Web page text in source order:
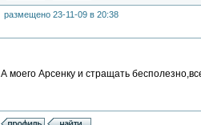
размещено 23-11-09 в 20:38
А моего Арсенку и стращать